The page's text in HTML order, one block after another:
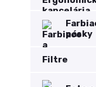
pásky
Filtre